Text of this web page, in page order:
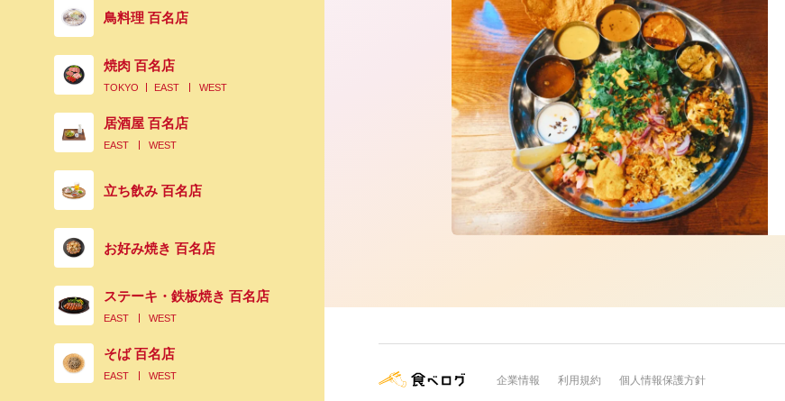
鳥料理 百名店
焼肉 百名店
TOKYO EAST WEST
居酒屋 百名店
EAST WEST
立ち飲み 百名店
お好み焼き 百名店
ステーキ・鉄板焼き 百名店
EAST WEST
そば 百名店
EAST WEST 企業情報 利用規約 個人情報保護方針